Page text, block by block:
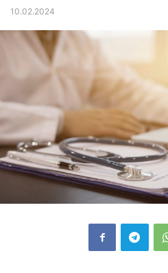
10.02.2024